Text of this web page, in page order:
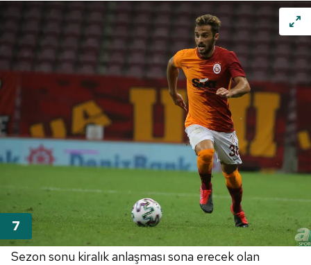
Sezon sonu kiralık anlaşması sona erecek olan